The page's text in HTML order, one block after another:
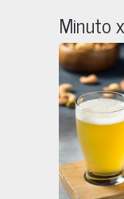
Minuto